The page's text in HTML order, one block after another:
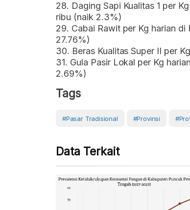
28. Daging Sapi Kualitas 1 per
ribu (naik 2.3%)
29. Cabai Rawit per Kg harian
27.76%)
30. Beras Kualitas Super II per
31. Gula Pasir Lokal per Kg
2.69%)
Tags
#Pasar Tradisional #Provinsi
Data Terkait